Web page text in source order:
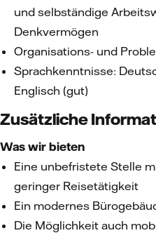
und selbständige
Denkvermögen
Organisations- und
Sprachkenntnisse:
Englisch (gut)
Zusätzliche
Was wir bieten
Eine unbefristete Stelle
geringer Reisetätigkeit
Ein modernes
Die Möglichkeit auch